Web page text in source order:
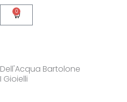
0
Carrello
Dell'Acqua Bartolone
I Gioielli